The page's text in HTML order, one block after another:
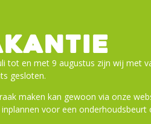
tot en met 9 augustus zijn wij met
gesloten.
maken kan gewoon via onze
voor een onderhoudsbeurt